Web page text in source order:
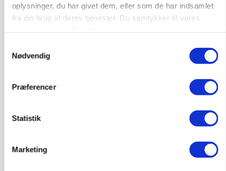
oplysninger, du har givet dem, eller som de har indsamlet
fra din brug af deres tjenester. Du samtykker til vores
Nødvendig
Præferencer
Statistik
Marketing
MASKINER
Forserie til selvkørende skårlægger afprøves i år